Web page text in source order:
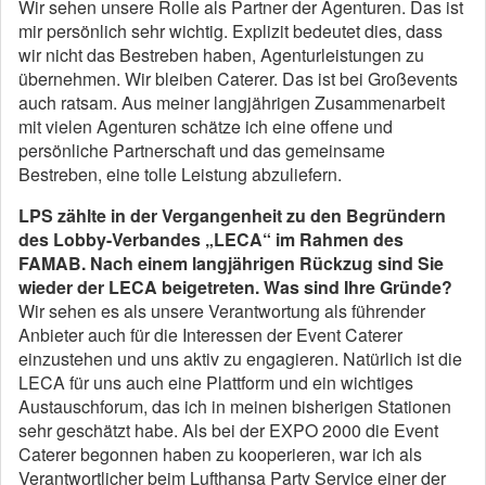
Wir sehen unsere Rolle als Partner der Agenturen. Das ist
mir persönlich sehr wichtig. Explizit bedeutet dies, dass
wir nicht das Bestreben haben, Agenturleistungen zu
übernehmen. Wir bleiben Caterer. Das ist bei Großevents
auch ratsam. Aus meiner langjährigen Zusammenarbeit
mit vielen Agenturen schätze ich eine offene und
persönliche Partnerschaft und das gemeinsame
Bestreben, eine tolle Leistung abzuliefern.
LPS zählte in der Vergangenheit zu den Begründern
des Lobby-Verbandes „LECA“ im Rahmen des
FAMAB. Nach einem langjährigen Rückzug sind Sie
wieder der LECA beigetreten. Was sind Ihre Gründe?
Wir sehen es als unsere Verantwortung als führender
Anbieter auch für die Interessen der Event Caterer
einzustehen und uns aktiv zu engagieren. Natürlich ist die
LECA für uns auch eine Plattform und ein wichtiges
Austauschforum, das ich in meinen bisherigen Stationen
sehr geschätzt habe. Als bei der EXPO 2000 die Event
Caterer begonnen haben zu kooperieren, war ich als
Verantwortlicher beim Lufthansa Party Service einer der